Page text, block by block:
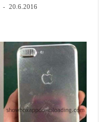
- 20.6.2016